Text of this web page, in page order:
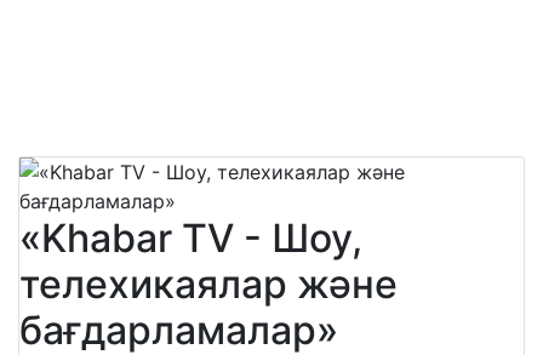
«Khabar TV - Шоу,
телехикаялар және
бағдарламалар»